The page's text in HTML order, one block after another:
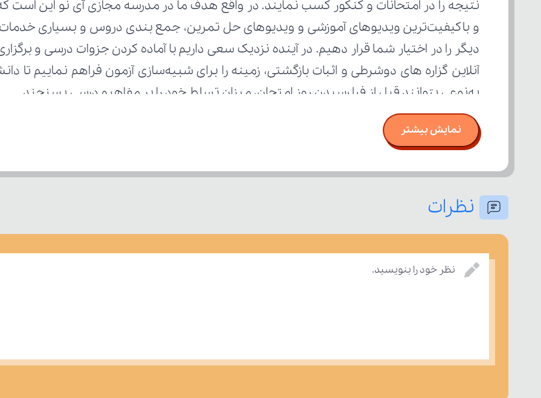
به‌نوعی بتوانند قبل از فرا رسیدن روز امتحان، میزان تسلط خود را بر مفاهیم درسی بسنجند.
نمایش بیشتر
نظرات
نظر خود را بنویسید.